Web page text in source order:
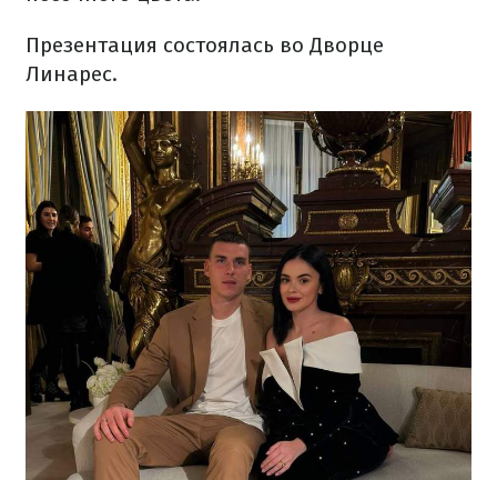
Презентация состоялась во Дворце
Линарес.